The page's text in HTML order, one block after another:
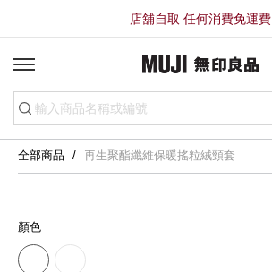
店舖自取 任何消費免運費
全部商品 再生聚酯纖維保暖搖粒絨頸套
顏色